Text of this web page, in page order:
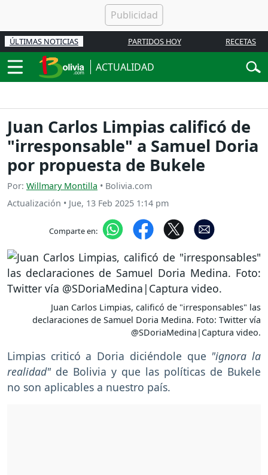
ÚLTIMAS NOTICIAS PARTIDOS HOY RECETAS
ACTUALIDAD
Juan Carlos Limpias calificó de
"irresponsable" a Samuel Doria
por propuesta de Bukele
Por: Willmary Montilla • Bolivia.com
Actualización • Jue, 13 Feb 2025 1:14 pm
Comparte en:
Juan Carlos Limpias, calificó de "irresponsables" las
declaraciones de Samuel Doria Medina. Foto: Twitter vía
@SDoriaMedina|Captura video.
Limpias criticó a Doria diciéndole que "ignora la
realidad" de Bolivia y que las políticas de Bukele
no son aplicables a nuestro país.